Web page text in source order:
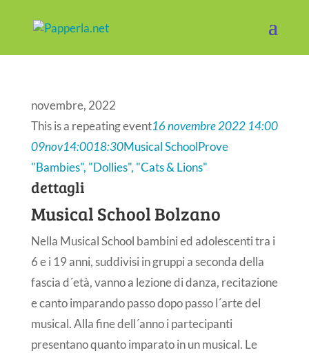
novembre, 2022
This is a repeating event16 novembre 2022 14:00
09nov14:0018:30Musical SchoolProve
"Bambies", "Dollies", "Cats & Lions"
dettagli
Musical School Bolzano
Nella Musical School bambini ed adolescenti tra i
6 e i 19 anni, suddivisi in gruppi a seconda della
fascia d´età, vanno a lezione di danza, recitazione
e canto imparando passo dopo passo l´arte del
musical. Alla fine dell´anno i partecipanti
presentano quanto imparato in un musical. Le